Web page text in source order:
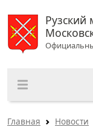
Рузский
Главная Новости